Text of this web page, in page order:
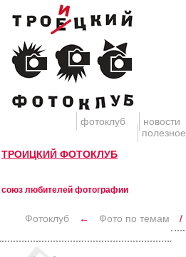
фотоклуб новости
полезное
ТРОИЦКИЙ ФОТОКЛУБ
союз любителей фотографии
Фотоклуб ← Фото по темам /